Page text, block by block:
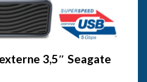
3,5″ Seagate